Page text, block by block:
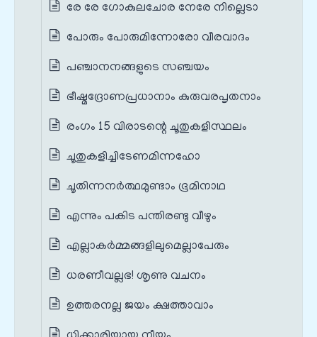
രേ രേ ഗോകുലചോര നേരേ നില്ലെടാ
പോരും പോരുമിന്നോരോ വീരവാദം
പഞ്ചാനനങ്ങളുടെ സഞ്ചയം
ഭീഷ്മദ്രോണപ്രധാനാം കുരുവരപൃതനാം
രംഗം 15 വിരാടന്റെ ചൂതുകളിസ്ഥലം
ചൂതുകളിച്ചിടേണമിന്നഹോ
ചൂതിന്നനർത്ഥമുണ്ടാം ഭൂമിനാഥ
എന്നും പകിട പന്തിരണ്ടു വീഴും
എല്ലാകർമ്മങ്ങളിലുമെല്ലാപേരും
ധരണീവല്ലഭ! ശൃണു വചനം
ഉത്തരനല്ല ജയം ക്ഷത്താവാം